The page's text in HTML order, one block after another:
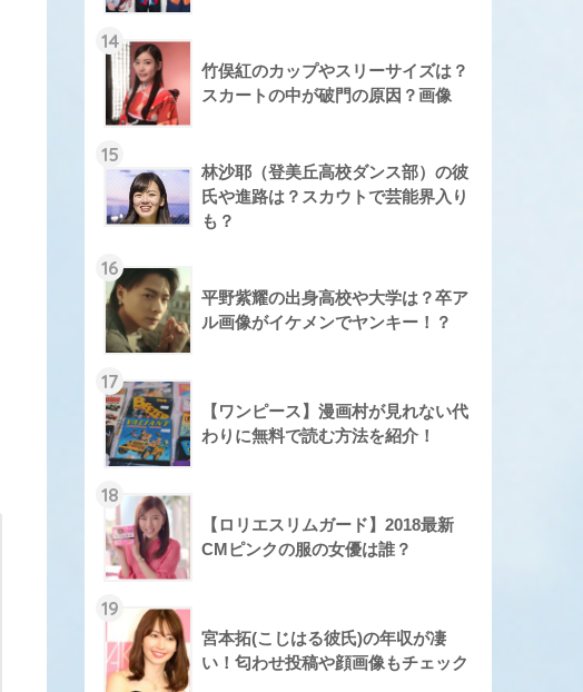
14
竹俣紅のカップやスリーサイズは？
スカートの中が破門の原因？画像
15
林沙耶（登美丘高校ダンス部）の彼
氏や進路は？スカウトで芸能界入り
も？
16
平野紫耀の出身高校や大学は？卒ア
ル画像がイケメンでヤンキー！？
17
【ワンピース】漫画村が見れない代
わりに無料で読む方法を紹介！
18
【ロリエスリムガード】2018最新
CMピンクの服の女優は誰？
19
宮本拓(こじはる彼氏)の年収が凄
い！匂わせ投稿や顔画像もチェック